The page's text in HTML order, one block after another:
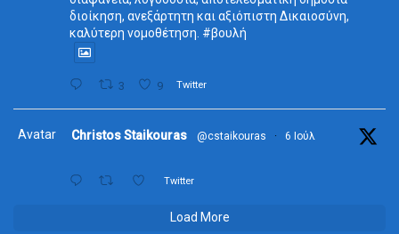
διοίκηση, ανεξάρτητη και αξιόπιστη Δικαιοσύνη,
καλύτερη νομοθέτηση. #βουλή
3 9 Twitter
Avatar Christos Staikouras @cstaikouras · 6 Ιούλ
Twitter
Load More